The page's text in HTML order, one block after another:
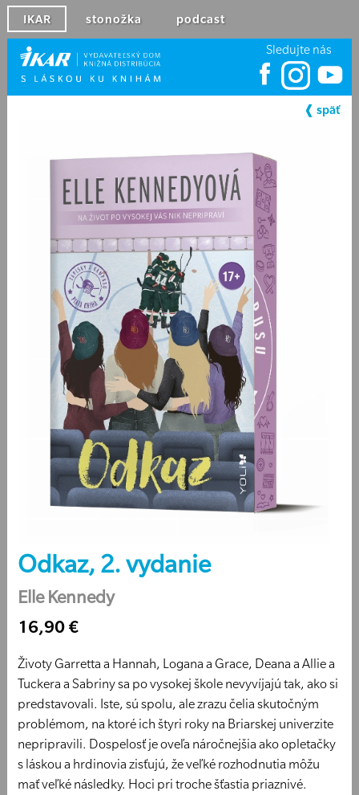
IKAR stonožka podcast
Sledujte nás
Odkaz, 2. vydanie
Elle Kennedy
16,90 €
Životy Garretta a Hannah, Logana a Grace, Deana a Allie a
Tuckera a Sabriny sa po vysokej škole nevyvíjajú tak, ako si
predstavovali. Iste, sú spolu, ale zrazu čelia skutočným
problémom, na ktoré ich štyri roky na Briarskej univerzite
nepripravili. Dospelosť je oveľa náročnejšia ako opletačky
s láskou a hrdinovia zisťujú, že veľké rozhodnutia môžu
mať veľké následky. Hoci pri troche šťastia priaznivé.
❰ späť